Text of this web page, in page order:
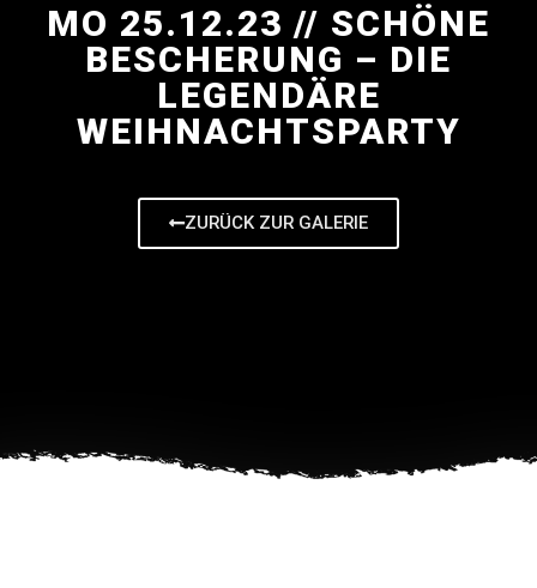
MO 25.12.23 // SCHÖNE
BESCHERUNG – DIE
LEGENDÄRE
WEIHNACHTSPARTY
ZURÜCK ZUR GALERIE